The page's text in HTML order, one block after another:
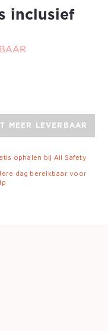
inclusief
MEER LEVERBAAR
ophalen bij All Safety
dag bereikbaar voor